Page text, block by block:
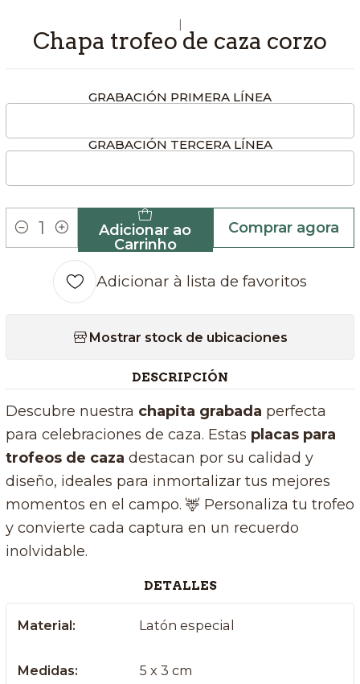
|
Chapa trofeo de caza corzo
GRABACIÓN PRIMERA LÍNEA
GRABACIÓN TERCERA LÍNEA
Quantidade
Adicionar ao
Carrinho
Comprar agora
Adicionar à lista de favoritos
Mostrar stock de ubicaciones
DESCRIPCIÓN
Descubre nuestra chapita grabada perfecta
para celebraciones de caza. Estas placas para
trofeos de caza destacan por su calidad y
diseño, ideales para inmortalizar tus mejores
momentos en el campo. 🦌 Personaliza tu trofeo
y convierte cada captura en un recuerdo
inolvidable.
DETALLES
Material: Latón especial
Medidas: 5 x 3 cm